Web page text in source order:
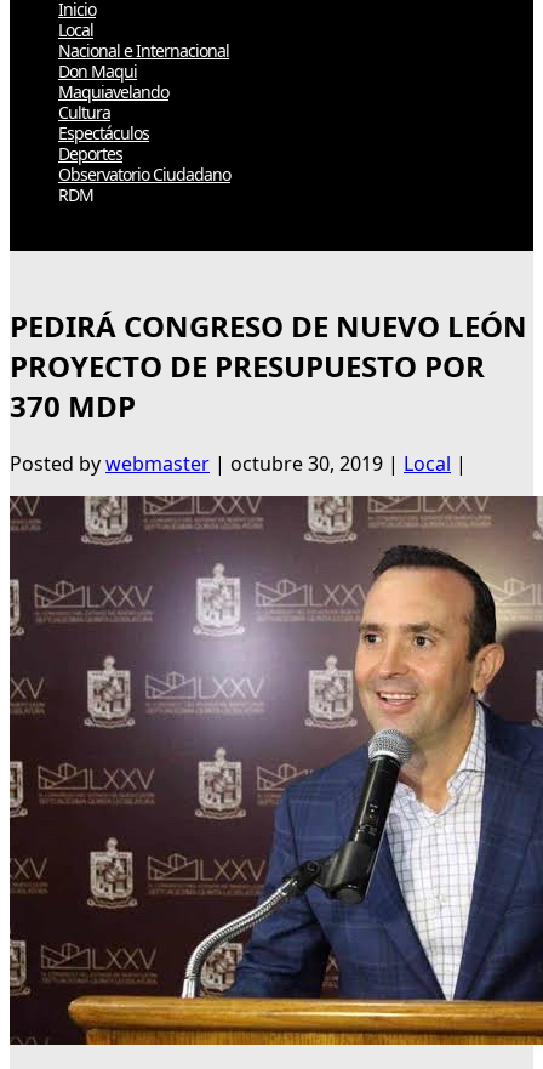
Inicio
Local
Nacional e Internacional
Don Maqui
Maquiavelando
Cultura
Espectáculos
Deportes
Observatorio Ciudadano
RDM
PEDIRÁ CONGRESO DE NUEVO LEÓN
PROYECTO DE PRESUPUESTO POR
370 MDP
Posted bywebmaster | octubre 30, 2019 | Local |